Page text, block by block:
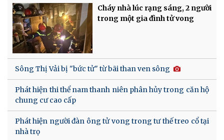
Cháy nhà lúc rạng sáng, 2 người
trong một gia đình tử vong
Sông Thị Vải bị "bức tử" từ bãi than ven sông
Phát hiện thi thể nam thanh niên phân hủy trong căn hộ
chung cư cao cấp
Phát hiện người đàn ông tử vong trong tư thế treo cổ tại
nhà trọ